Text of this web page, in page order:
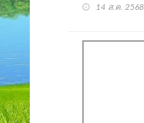
14 ส.ค. 2568